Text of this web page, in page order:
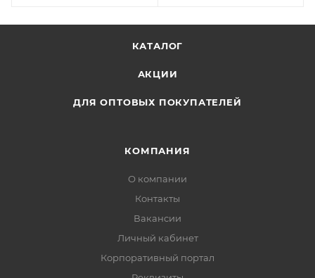
КАТАЛОГ
АКЦИИ
ДЛЯ ОПТОВЫХ ПОКУПАТЕЛЕЙ
КОМПАНИЯ
О компании
Контакты
Вакансии
Личный кабинет
Корпоративный портал